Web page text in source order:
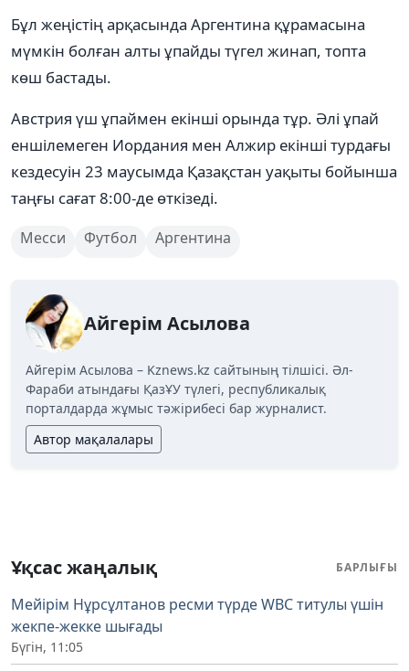
Бұл жеңістің арқасында Аргентина құрамасына
мүмкін болған алты ұпайды түгел жинап, топта
көш бастады.
Австрия үш ұпаймен екінші орында тұр. Әлі ұпай
еншілемеген Иордания мен Алжир екінші турдағы
кездесуін 23 маусымда Қазақстан уақыты бойынша
таңғы сағат 8:00-де өткізеді.
Месси Футбол Аргентина
Айгерім Асылова
Айгерім Асылова – Kznews.kz сайтының тілшісі. Әл-
Фараби атындағы ҚазҰУ түлегі, республикалық
порталдарда жұмыс тәжірибесі бар журналист.
Автор мақалалары
Ұқсас жаңалық БАРЛЫҒЫ
Мейірім Нұрсұлтанов ресми түрде WBC титулы үшін
жекпе-жекке шығады
Бүгін, 11:05